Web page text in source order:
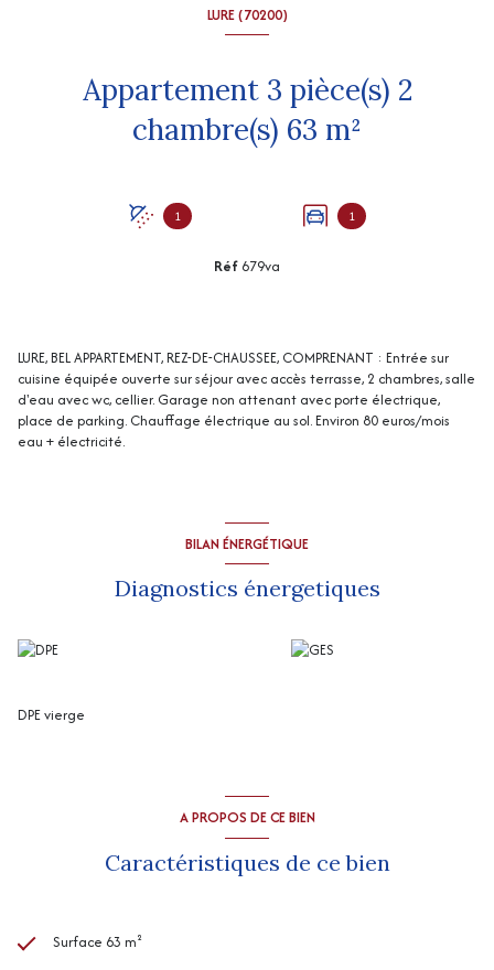
LURE (70200)
Appartement 3 pièce(s) 2
chambre(s) 63 m²
1 1
Réf 679va
LURE, BEL APPARTEMENT, REZ-DE-CHAUSSEE, COMPRENANT : Entrée sur
cuisine équipée ouverte sur séjour avec accès terrasse, 2 chambres, salle
d'eau avec wc, cellier. Garage non attenant avec porte électrique,
place de parking. Chauffage électrique au sol. Environ 80 euros/mois
eau + électricité.
BILAN ÉNERGÉTIQUE
Diagnostics énergetiques
DPE vierge
A PROPOS DE CE BIEN
Caractéristiques de ce bien
Surface 63 m²